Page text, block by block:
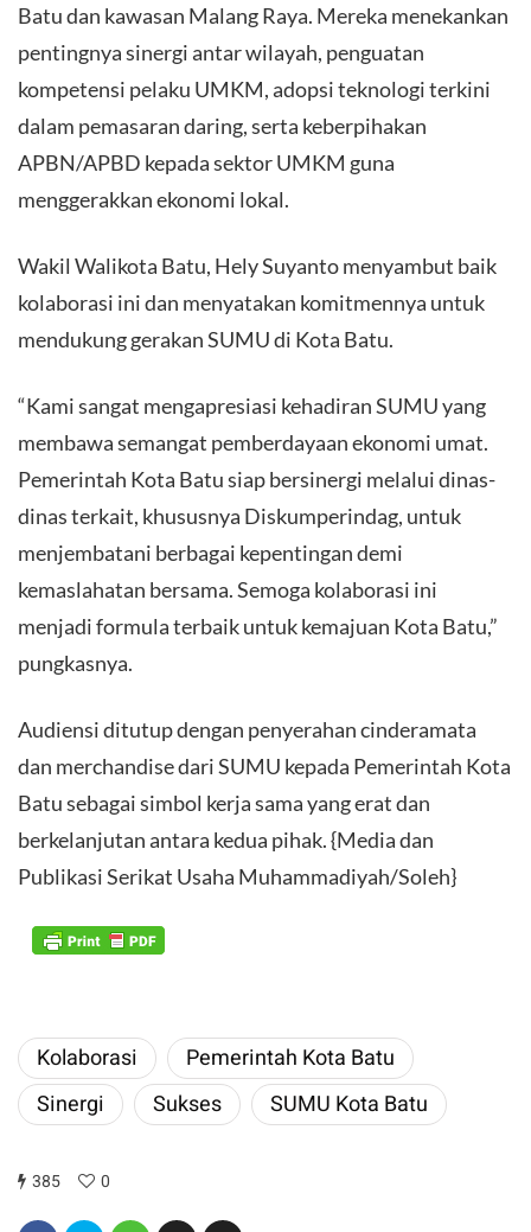
Batu dan kawasan Malang Raya. Mereka menekankan
pentingnya sinergi antar wilayah, penguatan
kompetensi pelaku UMKM, adopsi teknologi terkini
dalam pemasaran daring, serta keberpihakan
APBN/APBD kepada sektor UMKM guna
menggerakkan ekonomi lokal.
Wakil Walikota Batu, Hely Suyanto menyambut baik
kolaborasi ini dan menyatakan komitmennya untuk
mendukung gerakan SUMU di Kota Batu.
“Kami sangat mengapresiasi kehadiran SUMU yang
membawa semangat pemberdayaan ekonomi umat.
Pemerintah Kota Batu siap bersinergi melalui dinas-
dinas terkait, khususnya Diskumperindag, untuk
menjembatani berbagai kepentingan demi
kemaslahatan bersama. Semoga kolaborasi ini
menjadi formula terbaik untuk kemajuan Kota Batu,”
pungkasnya.
Audiensi ditutup dengan penyerahan cinderamata
dan merchandise dari SUMU kepada Pemerintah Kota
Batu sebagai simbol kerja sama yang erat dan
berkelanjutan antara kedua pihak. {Media dan
Publikasi Serikat Usaha Muhammadiyah/Soleh}
Kolaborasi
Pemerintah Kota Batu
Sinergi
Sukses SUMU Kota Batu
385 0